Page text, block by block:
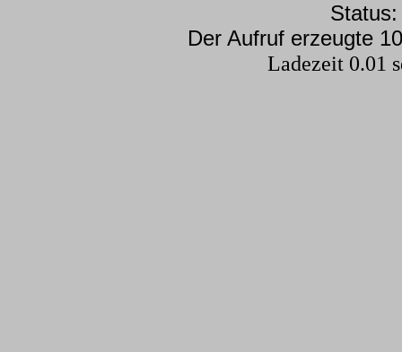
Der Aufruf erzeugte
Ladezeit 0.01